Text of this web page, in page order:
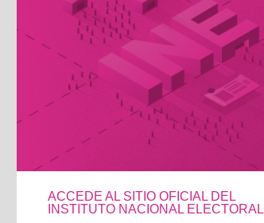
ACCEDE AL SITIO OFICIAL DEL
INSTITUTO NACIONAL ELECTORAL